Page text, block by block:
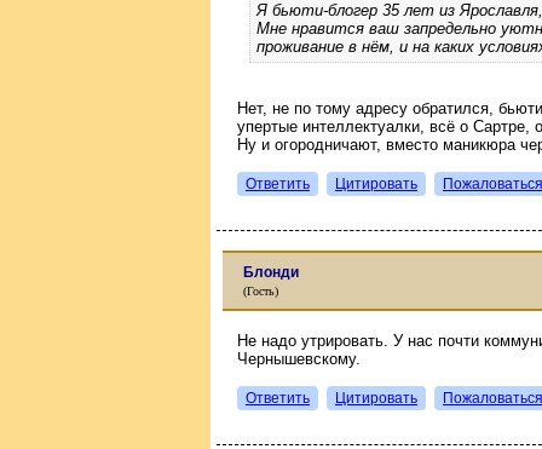
Я бьюти-блогер 35 лет из
Мне нравится ваш запредельно
проживание в нём, и на каких
Нет, не по тому адресу обратился,
упертые интеллектуалки, всё о
Ну и огородничают, вместо маникюра
Ответить Цитировать Пожаловаться
Блонди
(Гость)
Не надо утрировать. У нас почти
Чернышевскому.
Ответить Цитировать Пожаловаться